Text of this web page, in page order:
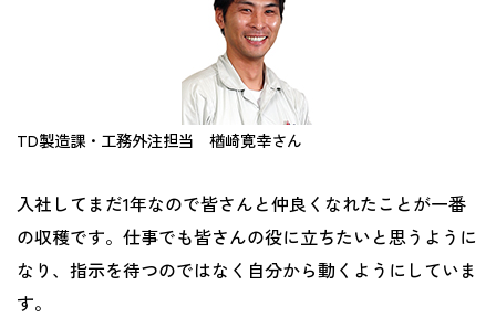
TD製造課・工務外注担当 楢崎寛幸さん
入社してまだ1年なので皆さんと仲良くなれたことが一番
の収穫です。仕事でも皆さんの役に立ちたいと思うように
なり、指示を待つのではなく自分から動くようにしていま
す。